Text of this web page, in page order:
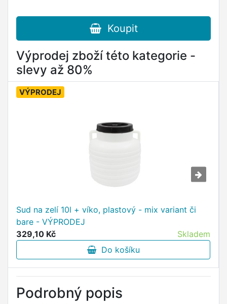
Koupit
Výprodej zboží této kategorie -
slevy až 80%
VÝPRODEJ
Sud na zelí 10l + víko, plastový - mix variant či
bare - VÝPRODEJ
329,10 Kč
Skladem
Do košíku
Podrobný popis